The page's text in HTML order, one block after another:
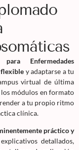
Enfermedades
flexible y adaptarse a tu
virtual de última
módulos en formato
a tu propio ritmo
clínica.
práctico y
detallados,